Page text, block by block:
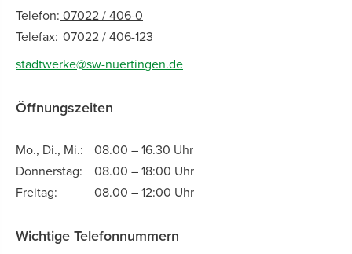
Telefon: 07022 / 406-0
Telefax: 07022 / 406-123
stadtwerke@sw-nuertingen.de
Öffnungszeiten
Mo., Di., Mi.:
08.00 – 16.30 Uhr
Donnerstag:
08.00 – 18:00 Uhr
Freitag:
08.00 – 12:00 Uhr
Wichtige Telefonnummern